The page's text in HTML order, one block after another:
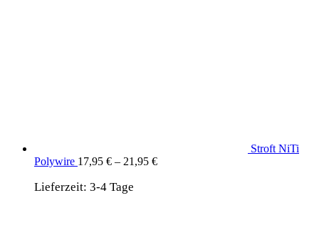
Stroft NiTi
Polywire 17,95 € – 21,95 €
Lieferzeit: 3-4 Tage